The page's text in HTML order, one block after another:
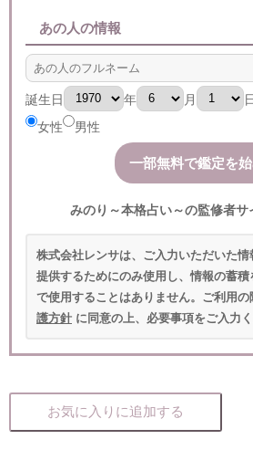
あの人の情報
誕生日 年 月
女性
男性
みのり～本格占い～の監修者
株式会社レンサは、ご入力いただいた
提供するためにのみ使用し、情報の蓄
で使用することはありません。ご利用
護方針 に同意の上、必要事項をご入力く
お気に入りに追加する